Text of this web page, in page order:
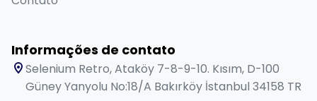
Informações de contato
Selenium Retro, Ataköy 7-8-9-10. Kısım, D-100
Güney Yanyolu No:18/A Bakırköy İstanbul 34158 TR